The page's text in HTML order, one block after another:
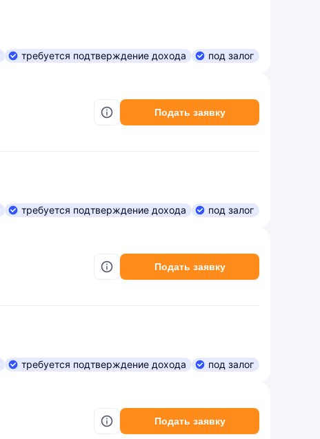
требуется подтверждение дохода под залог
Подать заявку
требуется подтверждение дохода под залог
Подать заявку
требуется подтверждение дохода под залог
Подать заявку